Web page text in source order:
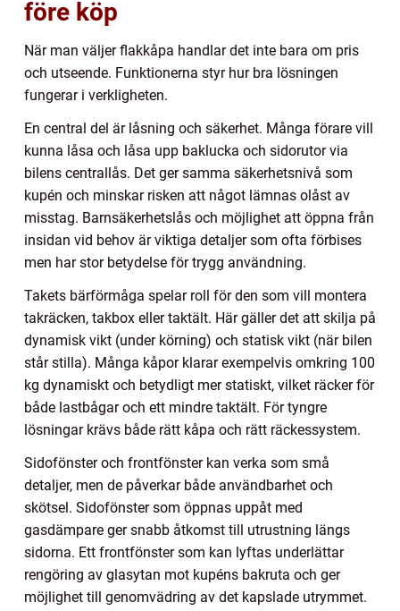
före köp
När man väljer flakkåpa handlar det inte bara om pris
och utseende. Funktionerna styr hur bra lösningen
fungerar i verkligheten.
En central del är låsning och säkerhet. Många förare vill
kunna låsa och låsa upp baklucka och sidorutor via
bilens centrallås. Det ger samma säkerhetsnivå som
kupén och minskar risken att något lämnas olåst av
misstag. Barnsäkerhetslås och möjlighet att öppna från
insidan vid behov är viktiga detaljer som ofta förbises
men har stor betydelse för trygg användning.
Takets bärförmåga spelar roll för den som vill montera
takräcken, takbox eller taktält. Här gäller det att skilja på
dynamisk vikt (under körning) och statisk vikt (när bilen
står stilla). Många kåpor klarar exempelvis omkring 100
kg dynamiskt och betydligt mer statiskt, vilket räcker för
både lastbågar och ett mindre taktält. För tyngre
lösningar krävs både rätt kåpa och rätt räckessystem.
Sidofönster och frontfönster kan verka som små
detaljer, men de påverkar både användbarhet och
skötsel. Sidofönster som öppnas uppåt med
gasdämpare ger snabb åtkomst till utrustning längs
sidorna. Ett frontfönster som kan lyftas underlättar
rengöring av glasytan mot kupéns bakruta och ger
möjlighet till genomvädring av det kapslade utrymmet.